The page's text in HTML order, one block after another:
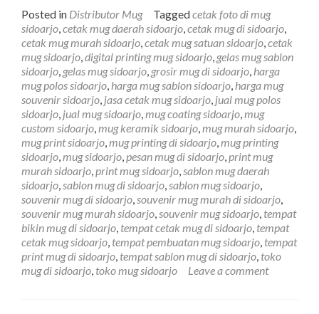
about
Agen
Mug
Coating
Polos
D-
Nan
Store
Sidoarjo
Posted in Distributor Mug Taggedcetak foto di mug
sidoarjo,cetak mug daerah sidoarjo,cetak mug di sidoarjo,
cetak mug murah sidoarjo,cetak mug satuan sidoarjo,cetak
mug sidoarjo,digital printing mug sidoarjo, gelas mug sablon
sidoarjo, gelas mug sidoarjo, grosir mug di sidoarjo, harga
mug polos sidoarjo, harga mug sablon sidoarjo, harga mug
souvenir sidoarjo, jasa cetak mug sidoarjo, jual mug polos
sidoarjo, jual mug sidoarjo,mug coating sidoarjo,mug
custom sidoarjo,mug keramik sidoarjo,mug murah sidoarjo,
mug print sidoarjo,mug printing di sidoarjo,mug printing
sidoarjo,mug sidoarjo,pesan mug di sidoarjo,print mug
murah sidoarjo,print mug sidoarjo,sablon mug daerah
sidoarjo,sablon mug di sidoarjo,sablon mug sidoarjo,
souvenir mug di sidoarjo,souvenir mug murah di sidoarjo,
souvenir mug murah sidoarjo,souvenir mug sidoarjo, tempat
bikin mug di sidoarjo, tempat cetak mug di sidoarjo, tempat
cetak mug sidoarjo, tempat pembuatan mug sidoarjo, tempat
print mug di sidoarjo, tempat sablon mug di sidoarjo, toko
mug di sidoarjo, toko mug sidoarjo Leave a comment